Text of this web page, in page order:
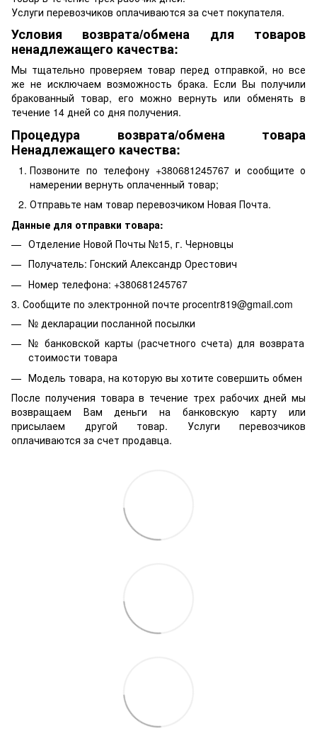
Услуги перевозчиков оплачиваются за счет покупателя.
Условия возврата/обмена для товаров
ненадлежащего качества:
Мы тщательно проверяем товар перед отправкой, но все
же не исключаем возможность брака. Если Вы получили
бракованный товар, его можно вернуть или обменять в
течение 14 дней со дня получения.
Процедура возврата/обмена товара
Ненадлежащего качества:
Позвоните по телефону +380681245767 и сообщите о
намерении вернуть оплаченный товар;
Отправьте нам товар перевозчиком Новая Почта.
Данные для отправки товара:
Отделение Новой Почты №15, г. Черновцы
Получатель: Гонский Александр Орестович
Номер телефона: +380681245767
3. Сообщите по электронной почте procentr819@gmail.com
№ декларации посланной посылки
№ банковской карты (расчетного счета) для возврата
стоимости товара
Модель товара, на которую вы хотите совершить обмен
После получения товара в течение трех рабочих дней мы
возвращаем Вам деньги на банковскую карту или
присылаем другой товар. Услуги перевозчиков
оплачиваются за счет продавца.